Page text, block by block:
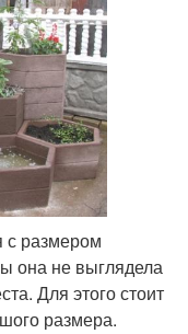
с размером
она не выглядела
Для этого стоит
размера.